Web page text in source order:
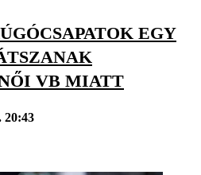
EGY
VB MIATT
20:43